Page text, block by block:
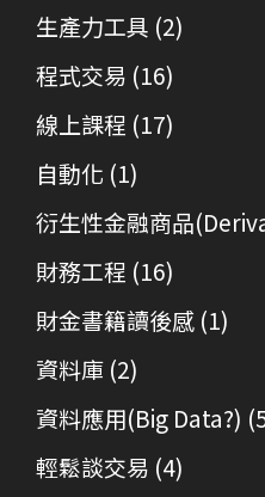
生產力工具 (2)
程式交易 (16)
線上課程 (17)
自動化 (1)
衍生性金融商品
財務工程 (16)
財金書籍讀後感 (1)
資料庫 (2)
資料應用(Big Data?)
輕鬆談交易 (4)